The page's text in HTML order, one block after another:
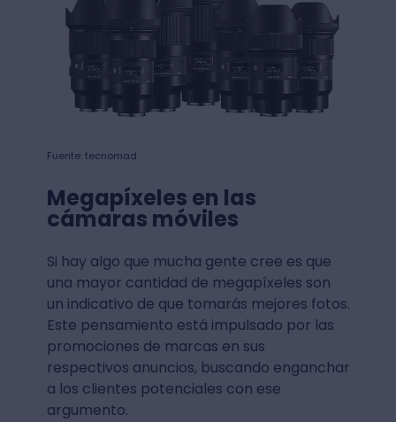
Fuente: tecnomad
Megapíxeles en las
cámaras móviles
Si hay algo que mucha gente cree es que
una mayor cantidad de megapíxeles son
un indicativo de que tomarás mejores fotos.
Este pensamiento está impulsado por las
promociones de marcas en sus
respectivos anuncios, buscando enganchar
a los clientes potenciales con ese
argumento.